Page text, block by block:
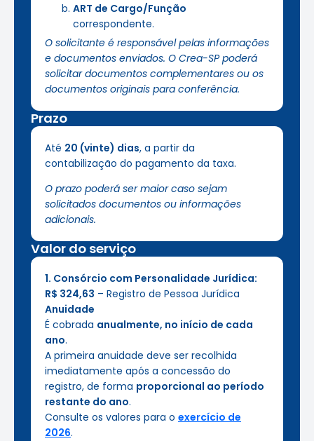
ART de Cargo/Função
correspondente.
O solicitante é responsável pelas informações
e documentos enviados. O Crea-SP poderá
solicitar documentos complementares ou os
documentos originais para conferência.
Prazo
Até 20 (vinte) dias, a partir da
contabilização do pagamento da taxa.
O prazo poderá ser maior caso sejam
solicitados documentos ou informações
adicionais.
Valor do serviço
1. Consórcio com Personalidade Jurídica:
R$ 324,63 – Registro de Pessoa Jurídica
Anuidade
É cobrada anualmente, no início de cada
ano.
A primeira anuidade deve ser recolhida
imediatamente após a concessão do
registro, de forma proporcional ao período
restante do ano.
Consulte os valores para o exercício de
2026.